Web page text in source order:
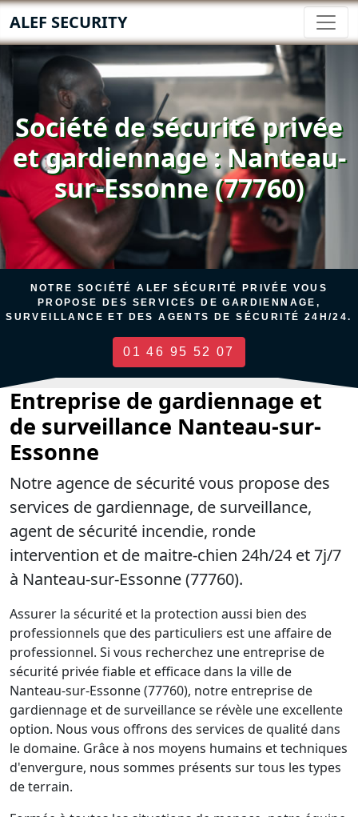
ALEF SECURITY
Société de sécurité privée
et gardiennage : Nanteau-
sur-Essonne (77760)
NOTRE SOCIÉTÉ ALEF SÉCURITÉ PRIVÉE VOUS
PROPOSE DES SERVICES DE GARDIENNAGE,
SURVEILLANCE ET DES AGENTS DE SÉCURITÉ 24H/24.
01 46 95 52 07
Entreprise de gardiennage et
de surveillance Nanteau-sur-
Essonne
Notre agence de sécurité vous propose des
services de gardiennage, de surveillance,
agent de sécurité incendie, ronde
intervention et de maitre-chien 24h/24 et 7j/7
à Nanteau-sur-Essonne (77760).
Assurer la sécurité et la protection aussi bien des
professionnels que des particuliers est une affaire de
professionnel. Si vous recherchez une entreprise de
sécurité privée fiable et efficace dans la ville de
Nanteau-sur-Essonne (77760), notre entreprise de
gardiennage et de surveillance se révèle une excellente
option. Nous vous offrons des services de qualité dans
le domaine. Grâce à nos moyens humains et techniques
d'envergure, nous sommes présents sur tous les types
de terrain.